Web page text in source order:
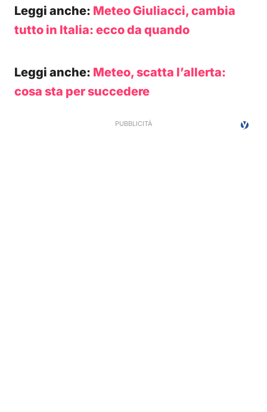
Leggi anche: Meteo Giuliacci, cambia
tutto in Italia: ecco da quando
Leggi anche: Meteo, scatta l’allerta:
cosa sta per succedere